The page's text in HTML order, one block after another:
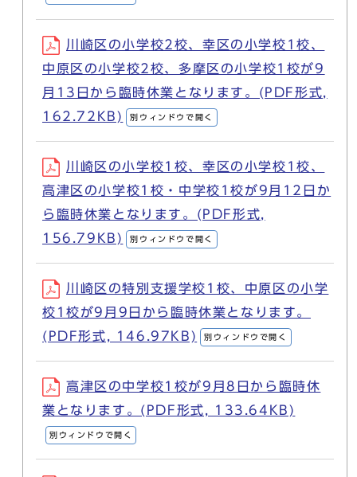
川崎区の小学校2校、幸区の小学校1校、
中原区の小学校2校、多摩区の小学校1校が9
月13日から臨時休業となります。(PDF形式,
162.72KB)
別ウィンドウで開く
川崎区の小学校1校、幸区の小学校1校、
高津区の小学校1校・中学校1校が9月12日か
ら臨時休業となります。(PDF形式,
156.79KB)
別ウィンドウで開く
川崎区の特別支援学校1校、中原区の小学
校1校が9月9日から臨時休業となります。
(PDF形式, 146.97KB)
別ウィンドウで開く
高津区の中学校1校が9月8日から臨時休
業となります。(PDF形式, 133.64KB)
別ウィンドウで開く